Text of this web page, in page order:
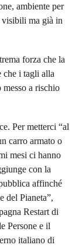
ambiente per
visibili ma già in
forza che la
che i tagli alla
a rischio
Per metterci “al
carro armato o
mesi ci hanno
con la
affinché
del Pianeta”,
Restart di
Persone e il
italiano di